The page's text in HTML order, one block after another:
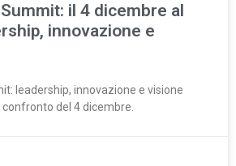
il 4 dicembre al
innovazione e
leadership, innovazione e visione
del 4 dicembre.